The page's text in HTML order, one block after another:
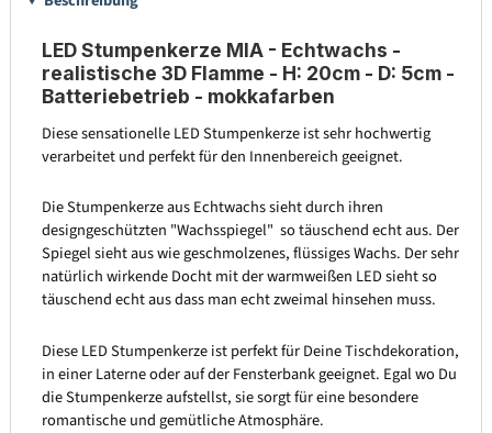
LED Stumpenkerze MIA - Echtwachs -
realistische 3D Flamme - H: 20cm - D: 5cm -
Batteriebetrieb - mokkafarben
Diese sensationelle LED Stumpenkerze ist sehr hochwertig
verarbeitet und perfekt für den Innenbereich geeignet.
Die Stumpenkerze aus Echtwachs sieht durch ihren
designgeschützten "Wachsspiegel" so täuschend echt aus. Der
Spiegel sieht aus wie geschmolzenes, flüssiges Wachs. Der sehr
natürlich wirkende Docht mit der warmweißen LED sieht so
täuschend echt aus dass man echt zweimal hinsehen muss.
Diese LED Stumpenkerze ist perfekt für Deine Tischdekoration,
in einer Laterne oder auf der Fensterbank geeignet. Egal wo Du
die Stumpenkerze aufstellst, sie sorgt für eine besondere
romantische und gemütliche Atmosphäre.